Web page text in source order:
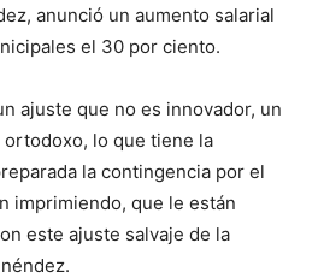
anunció un aumento salarial
el 30 por ciento.
ajuste que no es innovador, un
lo que tiene la
la contingencia por el
imprimiendo, que le están
este ajuste salvaje de la